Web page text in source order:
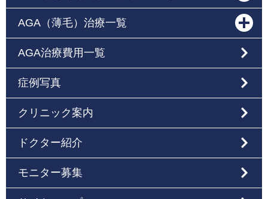
AGA（薄毛）治療一覧
AGA治療費用一覧
症例写真
クリニック案内
ドクター紹介
モニター募集